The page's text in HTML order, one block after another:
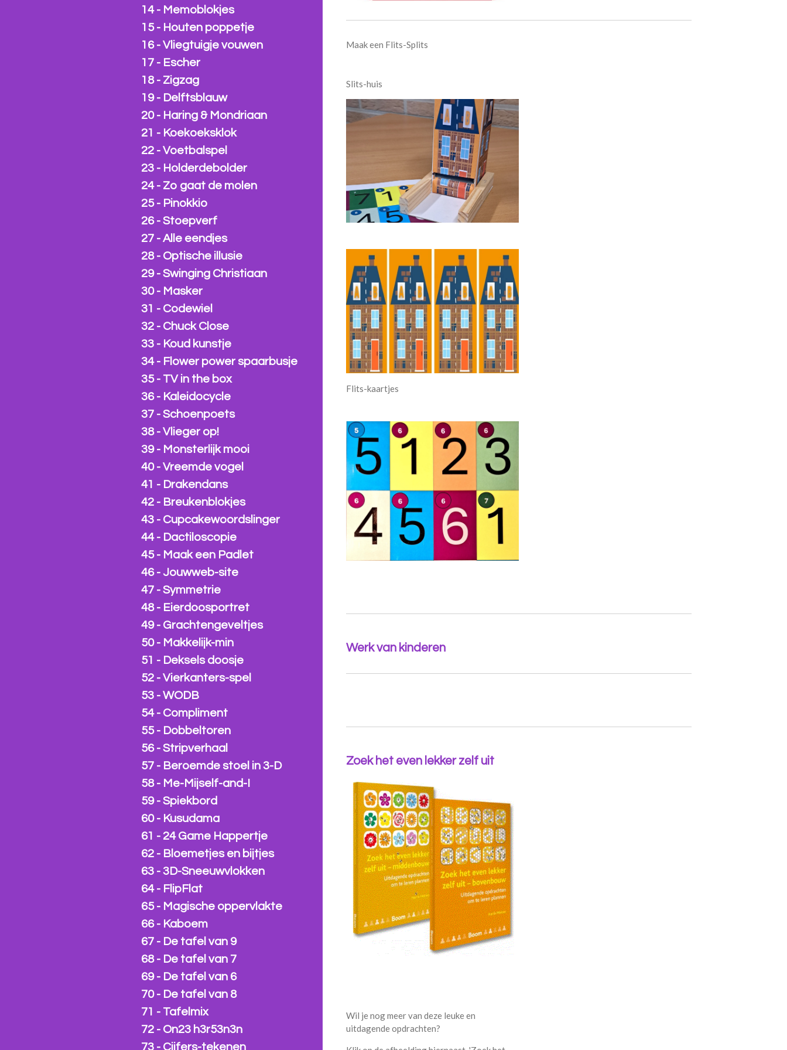
Maak een Flits-Splits
Slits-huis
Flits-kaartjes
Werk van kinderen
Zoek het even lekker zelf uit
Wil je nog meer van deze leuke en
uitdagende opdrachten?
14 - Memoblokjes
15 - Houten poppetje
16 - Vliegtuigje vouwen
17 - Escher
18 - Zigzag
19 - Delftsblauw
20 - Haring & Mondriaan
21 - Koekoeksklok
22 - Voetbalspel
23 - Holderdebolder
24 - Zo gaat de molen
25 - Pinokkio
26 - Stoepverf
27 - Alle eendjes
28 - Optische illusie
29 - Swinging Christiaan
30 - Masker
31 - Codewiel
32 - Chuck Close
33 - Koud kunstje
34 - Flower power spaarbusje
35 - TV in the box
36 - Kaleidocycle
37 - Schoenpoets
38 - Vlieger op!
39 - Monsterlijk mooi
40 - Vreemde vogel
41 - Drakendans
42 - Breukenblokjes
43 - Cupcakewoordslinger
44 - Dactiloscopie
45 - Maak een Padlet
46 - Jouwweb-site
47 - Symmetrie
48 - Eierdoosportret
49 - Grachtengeveltjes
50 - Makkelijk-min
51 - Deksels doosje
52 - Vierkanters-spel
53 - WODB
54 - Compliment
55 - Dobbeltoren
56 - Stripverhaal
57 - Beroemde stoel in 3-D
58 - Me-Mijself-and-I
59 - Spiekbord
60 - Kusudama
61 - 24 Game Happertje
62 - Bloemetjes en bijtjes
63 - 3D-Sneeuwvlokken
64 - FlipFlat
65 - Magische oppervlakte
66 - Kaboem
67 - De tafel van 9
68 - De tafel van 7
69 - De tafel van 6
70 - De tafel van 8
71 - Tafelmix
72 - On23 h3r53n3n
73 - Cijfers-tekenen